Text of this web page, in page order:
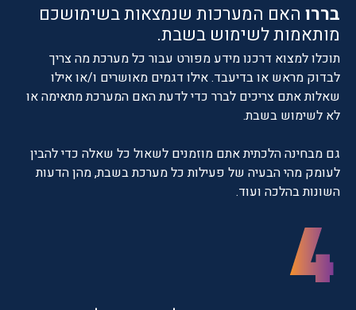
בררו האם המערכות שנמצאות בשימושכם
מותאמות לשימוש בשבת.
תוכלו למצוא דרכנו מידע מפורט עבור כל מערכת מה צריך
לבדוק מראש או בדיעבד. אילו דגמים מאושרים ו/או אילו
שאלות אתם צריכים לברר כדי לדעת האם המערכת מתאימה או
לא לשימוש בשבת.
גם מבחינה הלכתית אתם מוזמנים לשאול כל שאלה כדי להבין
לעומק מהי הבעיה של פעילות כל מערכת בשבת, מהן הדעות
השונות בהלכה ועוד.